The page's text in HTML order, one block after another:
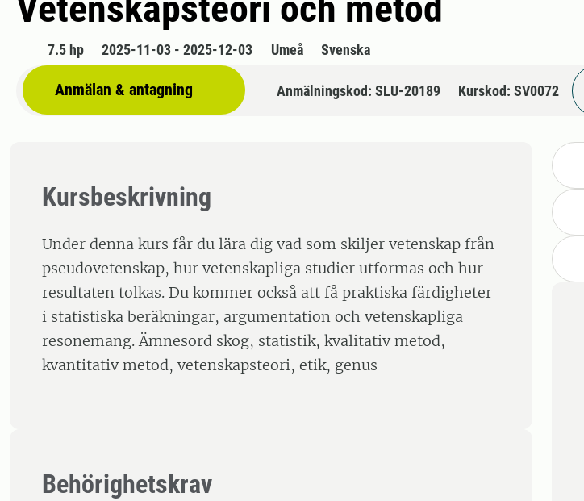
7.5 hp 2025-11-03 - 2025-12-03 Umeå Svenska
Anmälan & antagning Anmälningskod: SLU-20189 Kurskod: SV0072
Kursbeskrivning
Under denna kurs får du lära dig vad som skiljer vetenskap från
pseudovetenskap, hur vetenskapliga studier utformas och hur
resultaten tolkas. Du kommer också att få praktiska färdigheter
i statistiska beräkningar, argumentation och vetenskapliga
resonemang. Ämnesord skog, statistik, kvalitativ metod,
kvantitativ metod, vetenskapsteori, etik, genus
Behörighetskrav